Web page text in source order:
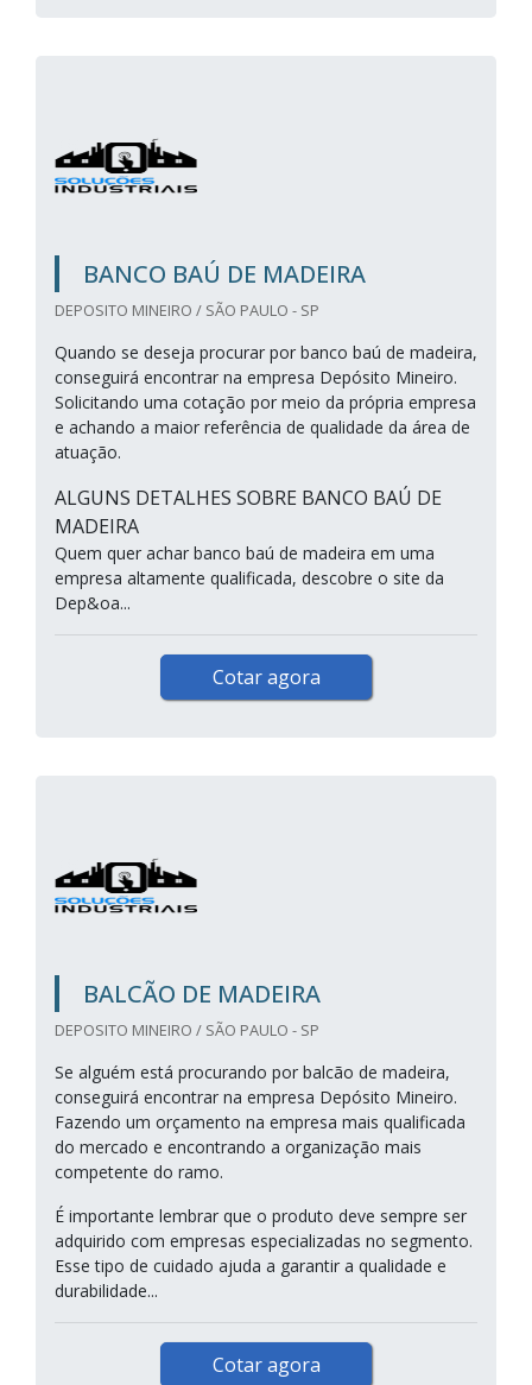
BANCO BAÚ DE MADEIRA
DEPOSITO MINEIRO / SÃO PAULO - SP
Quando se deseja procurar por banco baú de madeira,
conseguirá encontrar na empresa Depósito Mineiro.
Solicitando uma cotação por meio da própria empresa
e achando a maior referência de qualidade da área de
atuação.
ALGUNS DETALHES SOBRE BANCO BAÚ DE
MADEIRA
Quem quer achar banco baú de madeira em uma
empresa altamente qualificada, descobre o site da
Dep&oa...
Cotar agora
BALCÃO DE MADEIRA
DEPOSITO MINEIRO / SÃO PAULO - SP
Se alguém está procurando por balcão de madeira,
conseguirá encontrar na empresa Depósito Mineiro.
Fazendo um orçamento na empresa mais qualificada
do mercado e encontrando a organização mais
competente do ramo.
É importante lembrar que o produto deve sempre ser
adquirido com empresas especializadas no segmento.
Esse tipo de cuidado ajuda a garantir a qualidade e
durabilidade...
Cotar agora